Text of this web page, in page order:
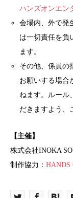
ハンズオンエン
会場内、外で発
は一切責任を負
ます。
その他、係員の
お願いする場合
ねます。ルール
だきますよう、
【主催】
株式会社INOKA
制作協力： HANDS